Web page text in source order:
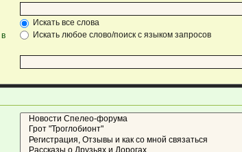
в
Искать все слова
Искать любое слово/поиск с языком запросов